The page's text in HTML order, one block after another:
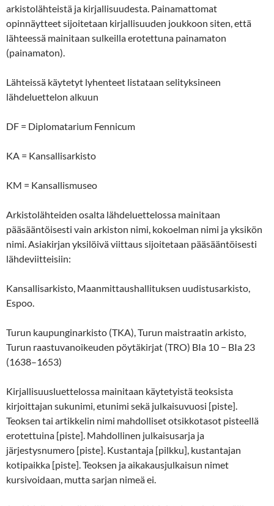
arkistolähteistä ja kirjallisuudesta. Painamattomat
opinnäytteet sijoitetaan kirjallisuuden joukkoon siten, että
lähteessä mainitaan sulkeilla erotettuna painamaton
(painamaton).
Lähteissä käytetyt lyhenteet listataan selityksineen
lähdeluettelon alkuun
DF = Diplomatarium Fennicum
KA = Kansallisarkisto
KM = Kansallismuseo
Arkistolähteiden osalta lähdeluettelossa mainitaan
pääsääntöisesti vain arkiston nimi, kokoelman nimi ja yksikön
nimi. Asiakirjan yksilöivä viittaus sijoitetaan pääsääntöisesti
lähdeviitteisiin:
Kansallisarkisto, Maanmittaushallituksen uudistusarkisto,
Espoo.
Turun kaupunginarkisto (TKA), Turun maistraatin arkisto,
Turun raastuvanoikeuden pöytäkirjat (TRO) BIa 10 − BIa 23
(1638–1653)
Kirjallisuusluettelossa mainitaan käytetyistä teoksista
kirjoittajan sukunimi, etunimi sekä julkaisuvuosi [piste].
Teoksen tai artikkelin nimi mahdolliset otsikkotasot pisteellä
erotettuina [piste]. Mahdollinen julkaisusarja ja
järjestysnumero [piste]. Kustantaja [pilkku], kustantajan
kotipaikka [piste]. Teoksen ja aikakausjulkaisun nimet
kursivoidaan, mutta sarjan nimeä ei.